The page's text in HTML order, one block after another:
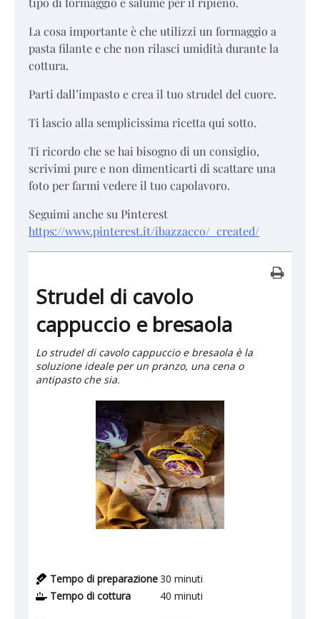
La cosa importante è che utilizzi un formaggio a
pasta filante e che non rilasci umidità durante la
cottura.
Parti dall’impasto e crea il tuo strudel del cuore.
Ti lascio alla semplicissima ricetta qui sotto.
Ti ricordo che se hai bisogno di un consiglio,
scrivimi pure e non dimenticarti di scattare una
foto per farmi vedere il tuo capolavoro.
Seguimi anche su Pinterest
https://www.pinterest.it/ibazzacco/_created/
Strudel di cavolo
cappuccio e bresaola
Lo strudel di cavolo cappuccio e bresaola è la
soluzione ideale per un pranzo, una cena o
antipasto che sia.
Tempo di preparazione30 minuti
Tempo di cottura
40 minuti